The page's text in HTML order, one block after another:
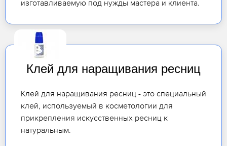
изготавливаемую под нужды мастера и клиента.
Клей для наращивания ресниц
Клей для наращивания ресниц - это специальный
клей, используемый в косметологии для
прикрепления искусственных ресниц к
натуральным.